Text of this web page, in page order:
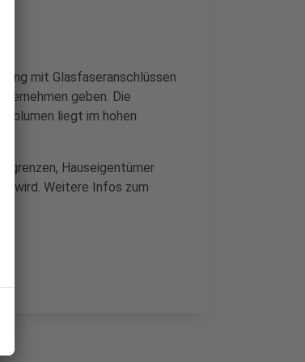
mit Glasfaseranschlüssen
geben. Die
liegt im hohen
Hauseigentümer
wird. Weitere Infos zum